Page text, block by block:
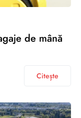
de mână
Citește